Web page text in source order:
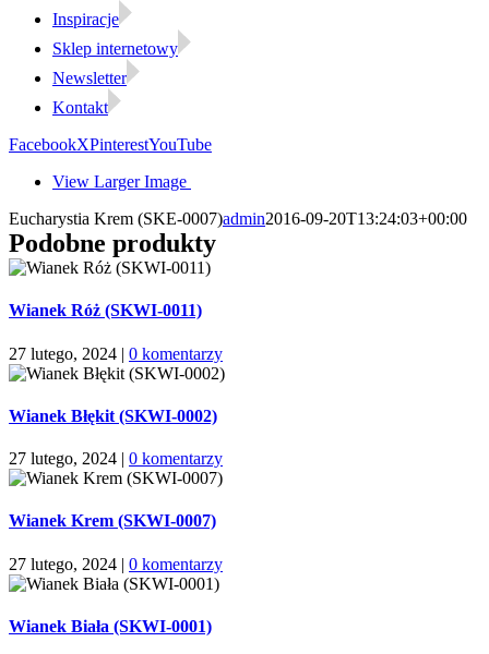
Inspiracje
Sklep internetowy
Newsletter
Kontakt
FacebookXPinterestYouTube
View Larger Image
Eucharystia Krem (SKE-0007)admin2016-09-20T13:24:03+00:00
Podobne produkty
Wianek Róż (SKWI-0011)
27 lutego, 2024 | 0 komentarzy
Wianek Błękit (SKWI-0002)
27 lutego, 2024 | 0 komentarzy
Wianek Krem (SKWI-0007)
27 lutego, 2024 | 0 komentarzy
Wianek Biała (SKWI-0001)